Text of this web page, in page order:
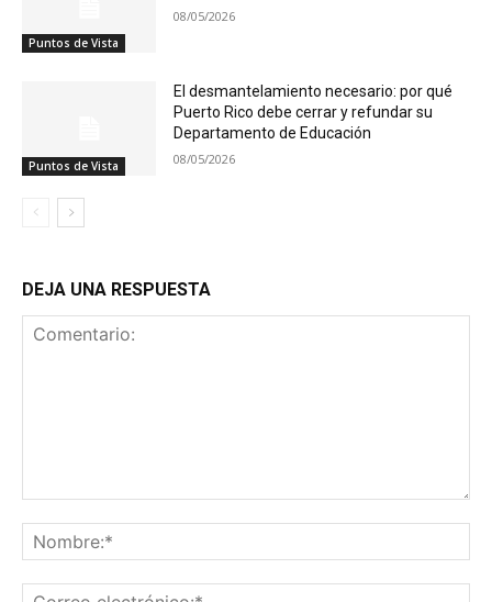
Puntos de Vista
08/05/2026
Puntos de Vista
El desmantelamiento necesario: por qué
Puerto Rico debe cerrar y refundar su
Departamento de Educación
08/05/2026
DEJA UNA RESPUESTA